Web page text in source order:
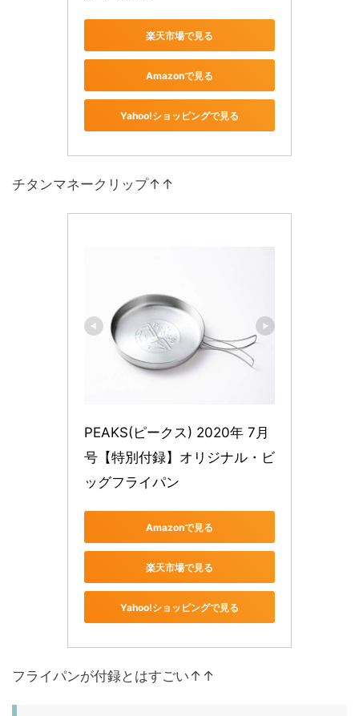
楽天市場で見る
Amazonで見る
Yahoo!ショッピングで見る
チタンマネークリップ↑↑
PEAKS(ピークス) 2020年 7月
号【特別付録】オリジナル・ビ
ッグフライパン
Amazonで見る
楽天市場で見る
Yahoo!ショッピングで見る
フライパンが付録とはすごい↑↑